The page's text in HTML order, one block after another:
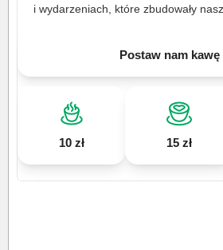
i wydarzeniach, które zbudowały
Postaw nam kawę
10 zł 15 zł